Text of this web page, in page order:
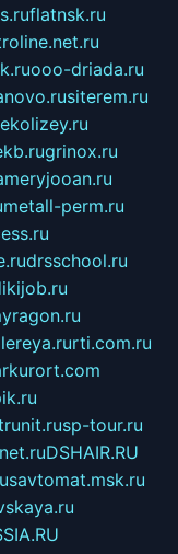
flatnsk.ru
ooo-driada.ru
siterem.ru
grinox.ru
metall-perm.ru
drsschool.ru
rti.com.ru
sp-tour.ru
DSHAIR.RU